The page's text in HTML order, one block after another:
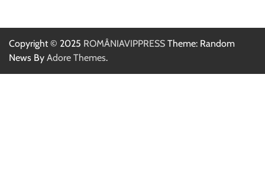
Copyright © 2025 ROMÂNIAVIPPRESS Theme: Random
News By Adore Themes.